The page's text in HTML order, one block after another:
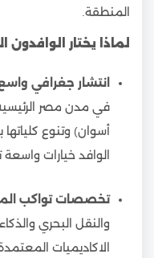
المنطقة.
لماذا يختار الوافدون
انتشار جغرافي
في مدن مصر الرئيسية
أسوان) وتنوع
الوافد خيارات واسعة
تخصصات تواكب
والنقل البحري
الاكاديميات